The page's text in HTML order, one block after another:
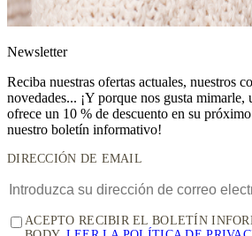
Newsletter
Reciba nuestras ofertas actuales, nuestros
novedades... ¡Y porque nos gusta mimarle,
ofrece un 10 % de descuento en su
nuestro boletín informativo!
DIRECCIÓN DE EMAIL
ACEPTO RECIBIR EL BOLETÍN